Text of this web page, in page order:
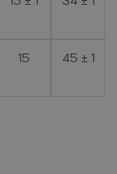
15 45 ± 1